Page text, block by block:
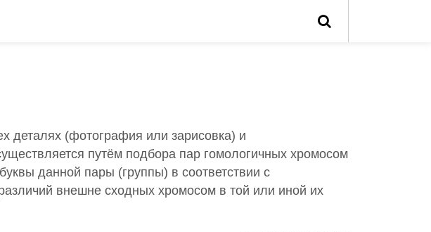
деталях (фотография или зарисовка) и
путём подбора пар гомологичных хромосом
данной пары (группы) в соответствии с
внешне сходных хромосом в той или иной их